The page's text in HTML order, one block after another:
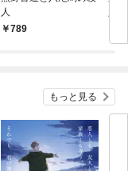
人
789
もっと見る